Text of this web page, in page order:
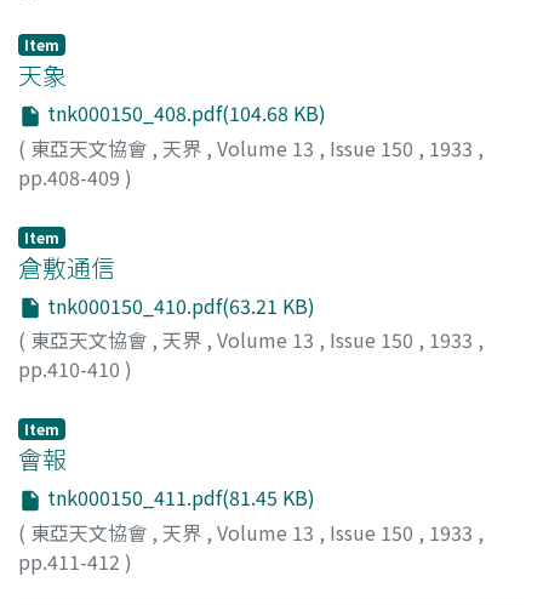
Item
天象
tnk000150_408.pdf(104.68 KB)
( 東亞天文協會 , 天界 , Volume 13 , Issue 150 , 1933 ,
pp.408-409 )
Item
倉敷通信
tnk000150_410.pdf(63.21 KB)
( 東亞天文協會 , 天界 , Volume 13 , Issue 150 , 1933 ,
pp.410-410 )
Item
會報
tnk000150_411.pdf(81.45 KB)
( 東亞天文協會 , 天界 , Volume 13 , Issue 150 , 1933 ,
pp.411-412 )